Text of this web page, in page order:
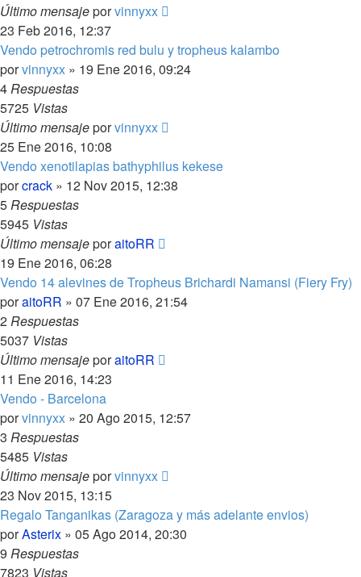
Último mensajeporvinnyxx
23 Feb 2016, 12:37
Vendo petrochromis red bulu y tropheus kalambo
porvinnyxx » 19 Ene 2016, 09:24
4Respuestas
5725 Vistas
Último mensajeporvinnyxx
25 Ene 2016, 10:08
Vendo xenotilapias bathyphilus kekese
porcrack » 12 Nov 2015, 12:38
5Respuestas
5945 Vistas
Último mensajeporaitoRR
19 Ene 2016, 06:28
Vendo 14 alevines de Tropheus Brichardi Namansi (Fiery Fry)
poraitoRR » 07 Ene 2016, 21:54
2Respuestas
5037 Vistas
Último mensajeporaitoRR
11 Ene 2016, 14:23
Vendo - Barcelona
porvinnyxx » 20 Ago 2015, 12:57
3 Respuestas
5485 Vistas
Último mensajeporvinnyxx
23 Nov 2015, 13:15
Regalo Tanganikas (Zaragoza y más adelante envios)
porAsterix » 05 Ago 2014, 20:30
9 Respuestas
7823 Vistas